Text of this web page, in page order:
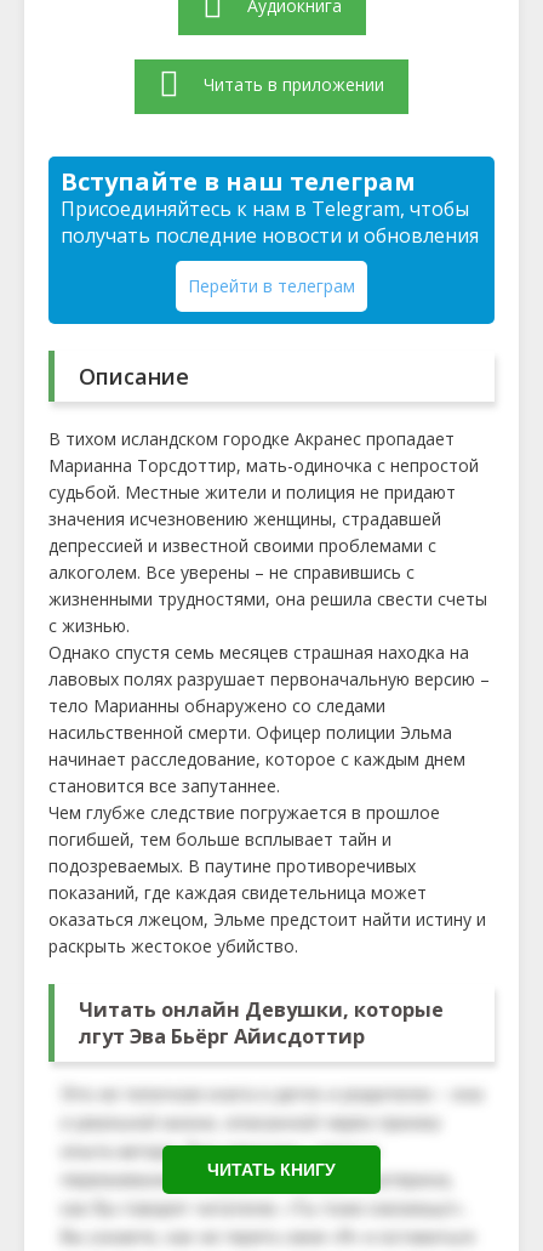
Аудиокнига
Читать в приложении
Вступайте в наш телеграм
Присоединяйтесь к нам в Telegram, чтобы
получать последние новости и обновления
Перейти в телеграм
Описание
В тихом исландском городке Акранес пропадает
Марианна Торсдоттир, мать-одиночка с непростой
судьбой. Местные жители и полиция не придают
значения исчезновению женщины, страдавшей
депрессией и известной своими проблемами с
алкоголем. Все уверены – не справившись с
жизненными трудностями, она решила свести счеты
с жизнью.
Однако спустя семь месяцев страшная находка на
лавовых полях разрушает первоначальную версию –
тело Марианны обнаружено со следами
насильственной смерти. Офицер полиции Эльма
начинает расследование, которое с каждым днем
становится все запутаннее.
Чем глубже следствие погружается в прошлое
погибшей, тем больше всплывает тайн и
подозреваемых. В паутине противоречивых
показаний, где каждая свидетельница может
оказаться лжецом, Эльме предстоит найти истину и
раскрыть жестокое убийство.
Читать онлайн Девушки, которые
лгут Эва Бьёрг Айисдоттир
ЧИТАТЬ КНИГУ